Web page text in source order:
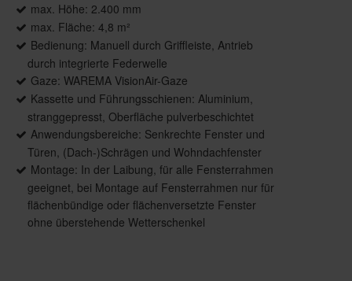
max. Höhe: 2.400 mm
max. Fläche: 4,8 m²
Bedienung: Manuell durch Griffleiste, Antrieb
durch integrierte Federwelle
Gaze: WAREMA VisionAir-Gaze
Kassette und Führungsschienen: Aluminium,
stranggepresst, Oberfläche pulverbeschichtet
Anwendungsbereiche: Senkrechte Fenster und
Türen, (Dach-)Schrägen und Wohndachfenster
Montage: In der Laibung, für alle Fensterrahmen
geeignet, bei Montage auf Fensterrahmen nur für
flächenbündige oder flächenversetzte Fenster
ohne überstehende Wetterschenkel